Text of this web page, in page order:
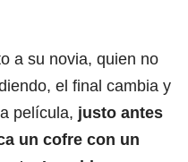
a su novia, quien no
el final cambia y
película, justo antes
un cofre con un